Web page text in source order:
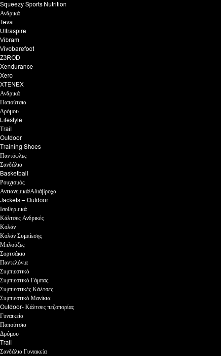
Squeezy Sports Nutrition
Ανδρικά
Teva
Ultraspire
Vibram
Vivobarefoot
Z3ROD
Xendurance
Xero
XTENEX
Ανδρικά
Παπούτσια
Δρόμου
Lifestyle
Trail
Outdoor
Training Shoes
Παντόφλες
Σανδάλια
Basketball
Ρουχισμός
Αντιανεμικά/Αδιάβροχα
Jackets – Outdoor
Ισοθερμικά
Κάλτσες Ανδρικές
Κολάν
Κολάν Συμπίεσης
Μπλούζες
Σορτσάκια
Παντελόνια
Συμπιεστικά
Συμπιεστικά Γάμπας
Συμπιεστικές Κάλτσες
Συμπιεστικά Μανίκια
Outdoor- Κάλτσες πεζοπορίας
Γυναικεία
Παπούτσια
Δρόμου
Trail
Σανδάλια Γυναικεία